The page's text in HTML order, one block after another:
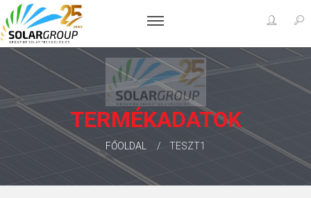
TERMÉKADATOK
FŐOLDAL TESZT1